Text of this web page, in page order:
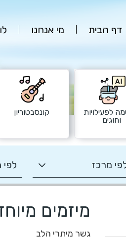
דף הבית מי אנחנו
לפעילויות
וחוגים
קונסבטוריון
מיזמים
גשר מיתרי הלב